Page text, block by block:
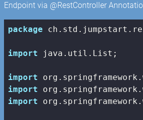
Endpoint via @RestController
package
import java.util.List;
import
import
import